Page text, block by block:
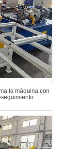
la máquina con